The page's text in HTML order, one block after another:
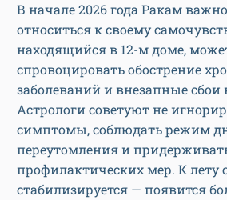
В начале 2026 года Ракам
относиться к своему
находящийся в 12-м доме,
спровоцировать обострение
заболеваний и внезапные сбои
Астрологи советуют не
симптомы, соблюдать режим
переутомления и
профилактических мер. К лету
стабилизируется — появится